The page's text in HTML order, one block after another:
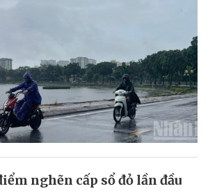
nghẽn cấp sổ đỏ lần đầu